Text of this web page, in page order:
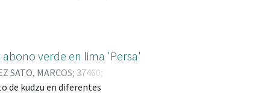
con arreglo factorial 2x3, donde
(P≤0.0027). En rendimiento
7525 ton/hay 7166 ton/ha,
obtuvo 7218.8 ton/hay
Azospirillumbrasilensey
verde en lima 'Persa'
SATO, MARCOS; 37460;
de kudzu en diferentes